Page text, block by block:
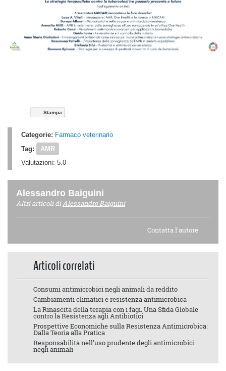
Stampa
Categorie: Farmaco veterinario
Tag:
AMR
Valutazioni: 5.0
Alessandro Baiguini
Altri articoli diAlessandro Baiguini
Contatta l'autore
Articoli correlati
Consumi antimicrobici negli animali da reddito
Cambiamenti climatici e resistenza antimicrobica
La Rinascita della terapia con i fagi. Una Sfida Globale
contro la Resistenza agli Antibiotici
Prospettive Economiche sulla Resistenza Antimicrobica:
Dalla Teoria alla Pratica
Responsabilità nell’uso prudente degli antimicrobici
negli animali